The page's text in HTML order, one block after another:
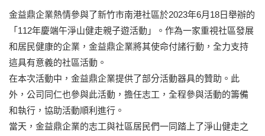
金益鼎企業熱情參與了新竹市南港社區於2023年6月18日舉辦的
「112年慶端午淨山健走親子遊活動」。作為一家重視社區發展
和居民健康的企業，金益鼎企業將其使命付諸行動，全力支持
這具有意義的社區活動。
在本次活動中，金益鼎企業提供了部分活動器具的贊助。此
外，公司同仁也參與此活動，擔任志工，全程參與活動的籌備
和執行，協助活動順利進行。
當天，金益鼎企業的志工與社區居民們一同踏上了淨山健走之